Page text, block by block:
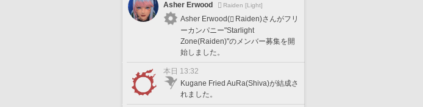
Asher Erwood
Raiden [Light]
Asher Erwood(
Raiden)さんがフリ
ーカンパニー"Starlight
Zone(Raiden)"のメンバー募集を開
始しました。
本日 13:32
Kugane Fried AuRa(Shiva)が結成さ
れました。